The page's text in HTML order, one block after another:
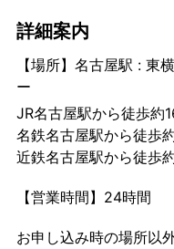
詳細案内
【場所】名古屋駅 : 東
ー
JR名古屋駅から徒歩約
名鉄名古屋駅から徒歩約
近鉄名古屋駅から徒歩約
【営業時間】24時間
お申し込み時の場所以